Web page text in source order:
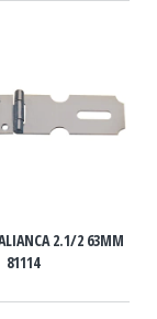
2.1/2 63MM
81114